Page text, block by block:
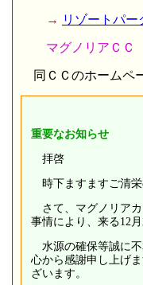
→ リゾートパ
マグノリアＣＣ
同ＣＣのホームペ
重要なお知らせ
拝啓
時下ますますご清栄
さて、マグノリアカ
事情により、来る12
水源の確保等誠に不
心から感謝申し上げ
ざいます。